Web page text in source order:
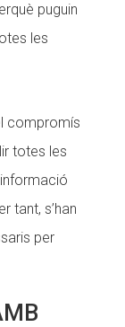
puguin
les
compromís
totes les
tant, s’han
per